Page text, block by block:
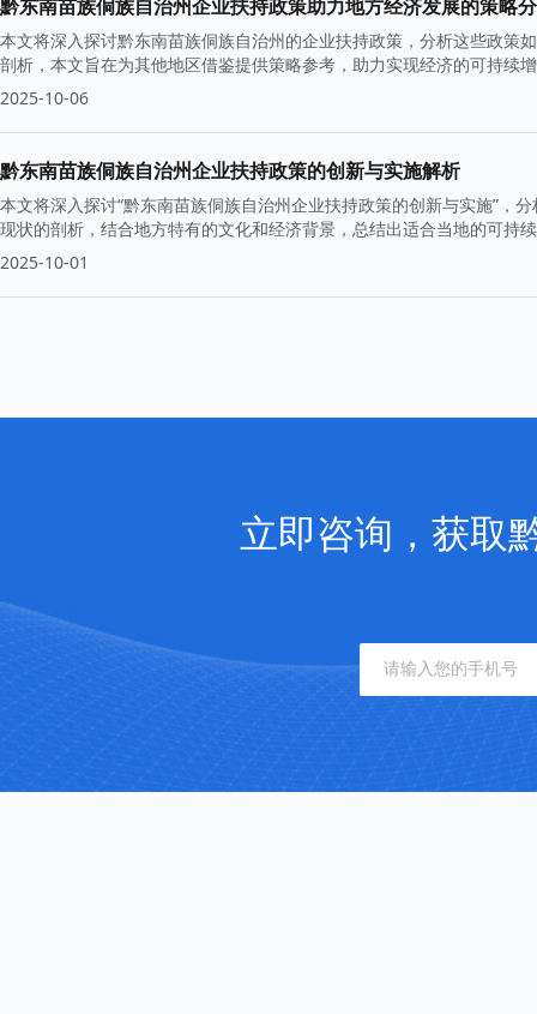
黔东南苗族侗族自治州企业扶持政策助力地方经济发展的策略
本文将深入探讨黔东南苗族侗族自治州的企业扶持政策，分析这些政策
剖析，本文旨在为其他地区借鉴提供策略参考，助力实现经济的可持续
2025-10-06
黔东南苗族侗族自治州企业扶持政策的创新与实施解析
本文将深入探讨“黔东南苗族侗族自治州企业扶持政策的创新与实施”，
现状的剖析，结合地方特有的文化和经济背景，总结出适合当地的可持
2025-10-01
立即咨询，获取